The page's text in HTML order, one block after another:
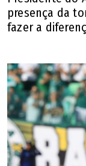
presença da
fazer a